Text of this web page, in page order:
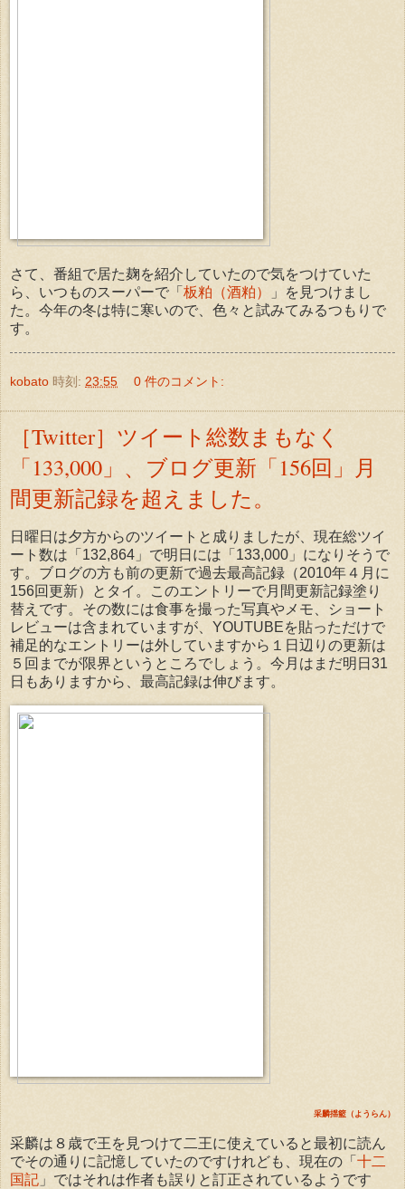
さて、番組で居た麹を紹介していたので気をつけていた
ら、いつものスーパーで「 板粕（酒粕）
」を見つけまし
た。今年の冬は特に寒いので、色々と試みてみるつもりで
す。
kobato 時刻: 23:55 0 件のコメント:
［Twitter］ツイート総数まもなく
「133,000」、ブログ更新「156回」月
間更新記録を超えました。
日曜日は夕方からのツイートと成りましたが、現在総ツイ
ート数は「132,864」で明日には「133,000」になりそうで
す。ブログの方も前の更新で過去最高記録（2010年４月に
156回更新）とタイ。このエントリーで月間更新記録塗り
替えです。その数には食事を撮った写真やメモ、ショート
レビューは含まれていますが、YOUTUBEを貼っただけで
補足的なエントリーは外していますから１日辺りの更新は
５回までが限界というところでしょう。今月はまだ明日31
日もありますから、最高記録は伸びます。
采麟揺籃（ようらん）
采麟は８歳で王を見つけて二王に使えていると最初に読ん
でその通りに記憶していたのですけれども、現在の「 十二
国記 」ではそれは作者も誤りと訂正されているようです